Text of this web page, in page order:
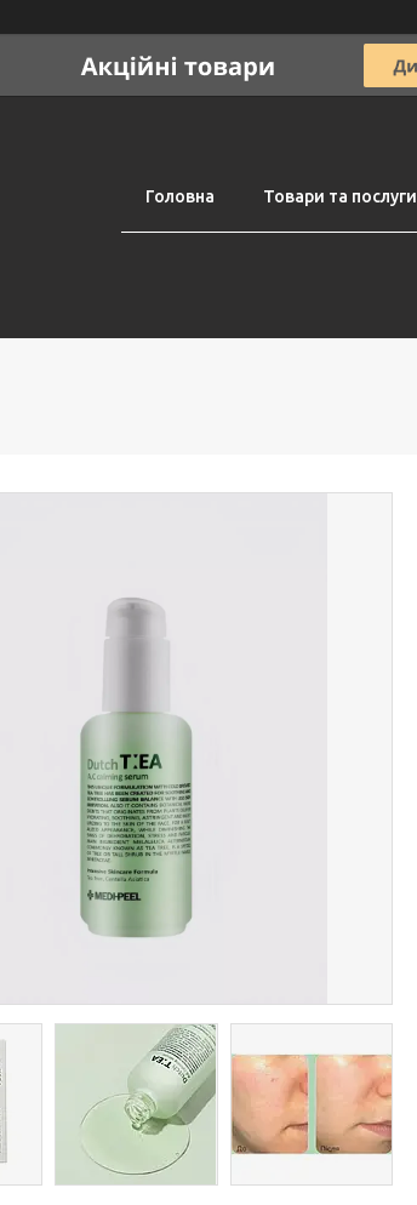
Головна Товари та послуги